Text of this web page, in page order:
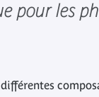
pour les